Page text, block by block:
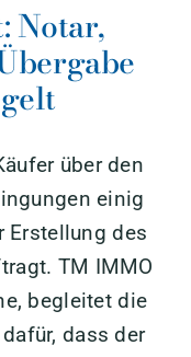
Notar,
über den
einig
Erstellung des
TM IMMO
begleitet die
dass der